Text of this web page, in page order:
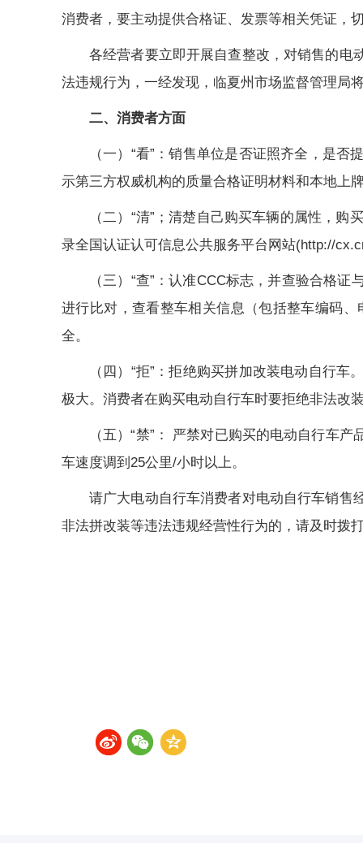
消费者，要主动提供合格证、发票等相关凭证，
各经营者要立即开展自查整改，对销售的电
法违规行为，一经发现，临夏州市场监督管理局
二、消费者方面
（一）“看”：销售单位是否证照齐全，是
示第三方权威机构的质量合格证明材料和本地上
（二）“清”；清楚自己购买车辆的属性，
录全国认证认可信息公共服务平台网站(http://
（三）“查”：认准CCC标志，并查验合格
进行比对，查看整车相关信息（包括整车编码
全。
（四）“拒”：拒绝购买拼加改装电动自行
极大。消费者在购买电动自行车时要拒绝非法改
（五）“禁”： 严禁对已购买的电动自行车
车速度调到25公里/小时以上。
请广大电动自行车消费者对电动自行车销售
非法拼改装等违法违规经营性行为的，请及时拨